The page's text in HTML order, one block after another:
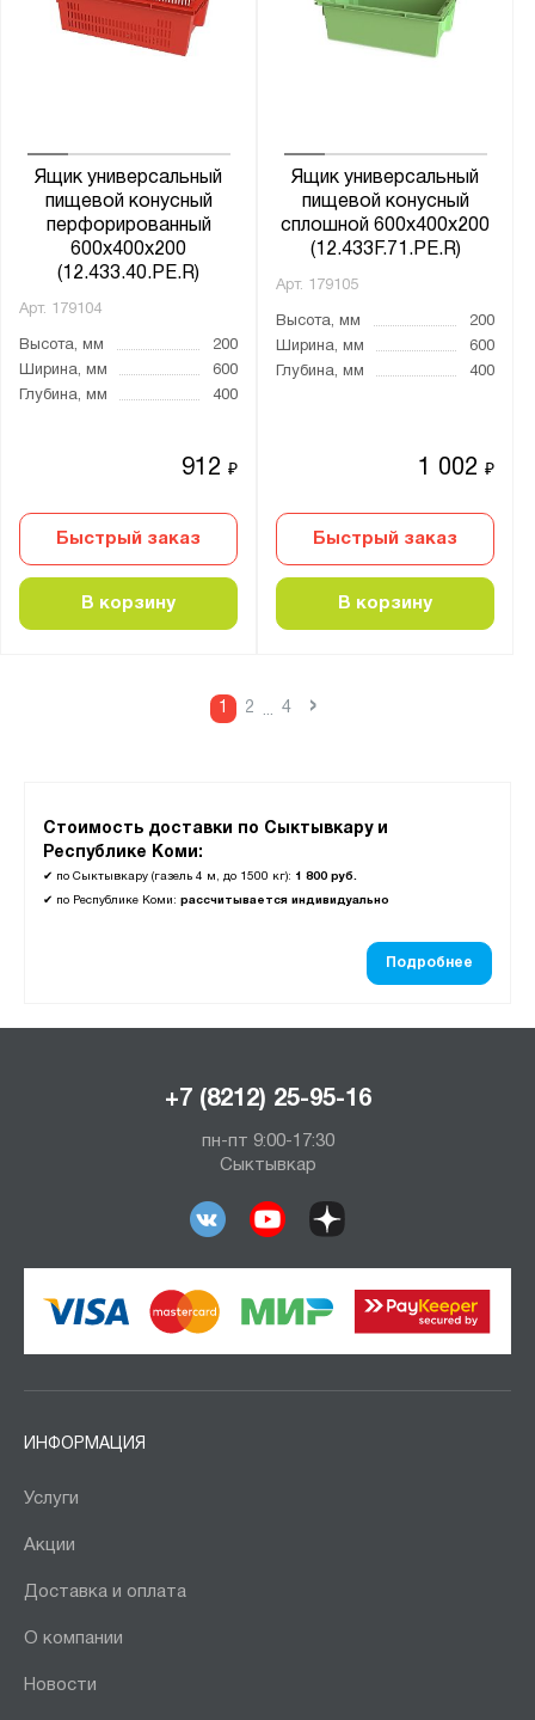
Стоимость доставки по Сыктывкару и
Республике Коми:
✔ по Сыктывкару (газель 4 м, до 1500 кг): 1 800 руб.
✔ по Республике Коми: рассчитывается индивидуально
Подробнее
Ящик универсальный
пищевой конусный
перфорированный
600х400х200
(12.433.40.PE.R)
Арт. 179104
Высота, мм
200
Ширина, мм
600
Глубина, мм
400
912₽
Быстрый заказ
В корзину
Ящик универсальный
пищевой конусный
сплошной 600х400х200
(12.433F.71.PE.R)
Арт. 179105
Высота, мм
200
Ширина, мм
600
Глубина, мм
400
1 002₽
Быстрый заказ
В корзину
1 2 ... 4 ›
+7 (8212) 25-95-16
пн-пт 9:00-17:30
Сыктывкар
ИНФОРМАЦИЯ
Услуги
Акции
Доставка и оплата
О компании
Новости